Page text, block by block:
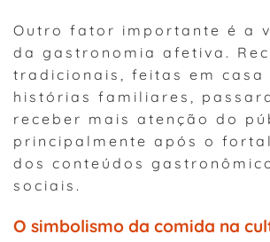
Outro fator importante é a
da gastronomia afetiva.
tradicionais, feitas em casa
histórias familiares,
receber mais atenção do
principalmente após o
dos conteúdos
sociais.
O simbolismo da comida na